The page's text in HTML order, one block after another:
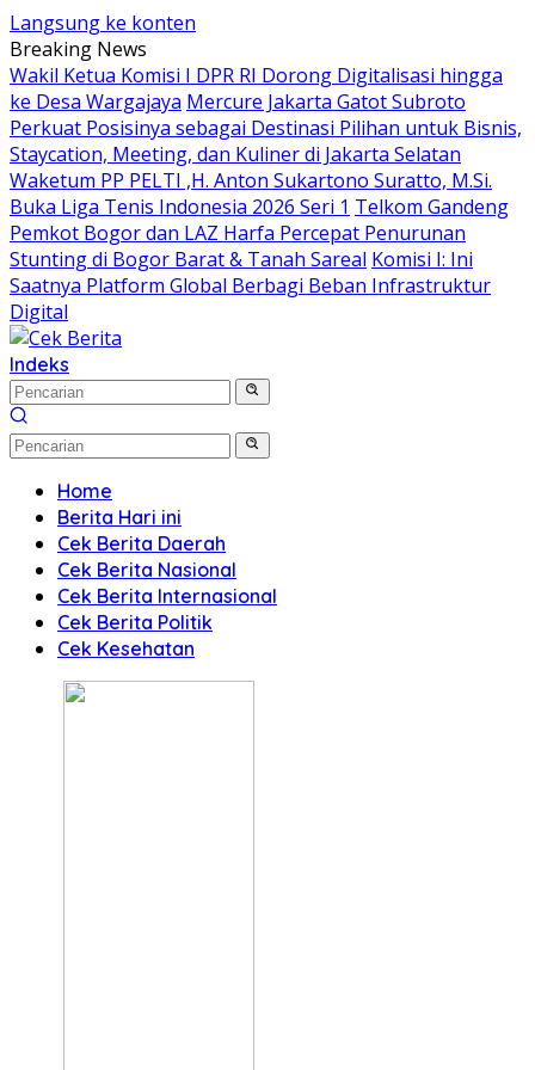
Langsung ke konten
Breaking News
Wakil Ketua Komisi I DPR RI Dorong Digitalisasi hingga
ke Desa Wargajaya Mercure Jakarta Gatot Subroto
Perkuat Posisinya sebagai Destinasi Pilihan untuk Bisnis,
Staycation, Meeting, dan Kuliner di Jakarta Selatan
Waketum PP PELTI ,H. Anton Sukartono Suratto, M.Si.
Buka Liga Tenis Indonesia 2026 Seri 1 Telkom Gandeng
Pemkot Bogor dan LAZ Harfa Percepat Penurunan
Stunting di Bogor Barat & Tanah Sareal Komisi I: Ini
Saatnya Platform Global Berbagi Beban Infrastruktur
Digital
Indeks
Home
Berita Hari ini
Cek Berita Daerah
Cek Berita Nasional
Cek Berita Internasional
Cek Berita Politik
Cek Kesehatan